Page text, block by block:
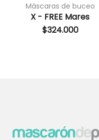
Máscaras de buceo
X - FREE Mares
$324.000